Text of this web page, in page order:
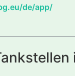
de/app/